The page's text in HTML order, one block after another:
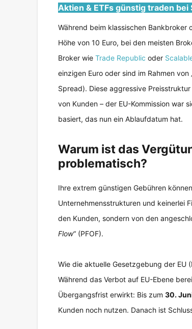
Aktien & ETFs günstig traden bei
Während beim klassischen Bankbroker
Höhe von 10 Euro, bei den meisten
Broker wie Trade Republic oder
einzigen Euro oder sind im Rahmen
Spread). Diese aggressive
von Kunden – der EU-Kommission war
basiert, das nun ein Ablaufdatum hat.
Warum ist das
problematisch?
Ihre extrem günstigen Gebühren
Unternehmensstrukturen und keinerlei
den Kunden, sondern von den
Flow“ (PFOF).
Wie die aktuelle Gesetzgebung der EU
Während das Verbot auf EU-Ebene
Übergangsfrist erwirkt: Bis zum 30.
Kunden noch nutzen. Danach ist